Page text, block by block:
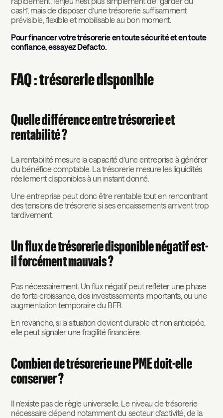
cash”, mais de disposer d’une trésorerie suffisamment
prévisible, flexible et mobilisable au bon moment.
Pour financer votre trésorerie en toute sécurité et en toute
confiance, essayez Defacto.
FAQ : trésorerie disponible
Quelle différence entre trésorerie et
rentabilité ?
La rentabilité mesure la capacité d’une entreprise à générer
du bénéfice comptable. La trésorerie mesure les liquidités
réellement disponibles à un instant donné.
Une entreprise peut donc être rentable tout en rencontrant
des tensions de trésorerie si ses encaissements arrivent trop
tardivement.
Un flux de trésorerie disponible négatif est-
il forcément mauvais ?
Pas nécessairement. Un flux négatif peut refléter une phase
de forte croissance, des investissements importants, ou une
augmentation temporaire du BFR.
En revanche, si la situation devient durable et non anticipée,
elle peut signaler une fragilité financière.
Combien de trésorerie une PME doit-elle
conserver ?
Il n’existe pas de règle universelle. Le niveau de trésorerie
nécessaire dépend notamment du secteur d’activité, de la